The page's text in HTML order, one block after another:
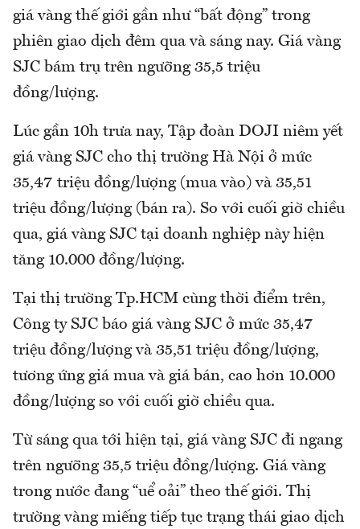
giá vàng thế giới gần như “bất động” trong
phiên giao dịch đêm qua và sáng nay. Giá vàng
SJC bám trụ trên ngưỡng 35,5 triệu
đồng/lượng.
Lúc gần 10h trưa nay, Tập đoàn DOJI niêm yết
giá vàng SJC cho thị trường Hà Nội ở mức
35,47 triệu đồng/lượng (mua vào) và 35,51
triệu đồng/lượng (bán ra). So với cuối giờ chiều
qua, giá vàng SJC tại doanh nghiệp này hiện
tăng 10.000 đồng/lượng.
Tại thị trường Tp.HCM cùng thời điểm trên,
Công ty SJC báo giá vàng SJC ở mức 35,47
triệu đồng/lượng và 35,51 triệu đồng/lượng,
tương ứng giá mua và giá bán, cao hơn 10.000
đồng/lượng so với cuối giờ chiều qua.
Từ sáng qua tới hiện tại, giá vàng SJC đi ngang
trên ngưỡng 35,5 triệu đồng/lượng. Giá vàng
trong nước đang “uể oải” theo thế giới. Thị
trường vàng miếng tiếp tục trạng thái giao dịch